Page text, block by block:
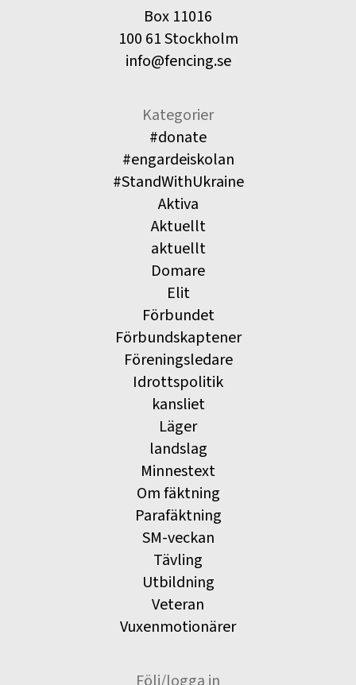
Box 11016
100 61 Stockholm
info@fencing.se
Kategorier
#donate
#engardeiskolan
#StandWithUkraine
Aktiva
Aktuellt
aktuellt
Domare
Elit
Förbundet
Förbundskaptener
Föreningsledare
Idrottspolitik
kansliet
Läger
landslag
Minnestext
Om fäktning
Parafäktning
SM-veckan
Tävling
Utbildning
Veteran
Vuxenmotionärer